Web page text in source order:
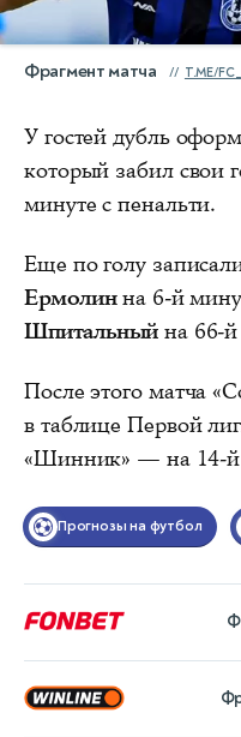
Фрагмент матча T.ME/
У гостей дубль
который забил свои
минуте с пенальти.
Еще по голу
Ермолинна 6-й
Шпитальный на 66-
После этого матча
в таблице Первой
«Шинник» — на 14-й
Прогнозы на футбол